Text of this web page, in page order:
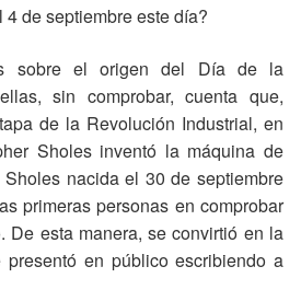
de septiembre este día?
sobre el origen del Día de la
sin comprobar, cuenta que,
de la Revolución Industrial, en
Sholes inventó la máquina de
nacida el 30 de septiembre
primeras personas en comprobar
De esta manera, se convirtió en la
en público escribiendo a